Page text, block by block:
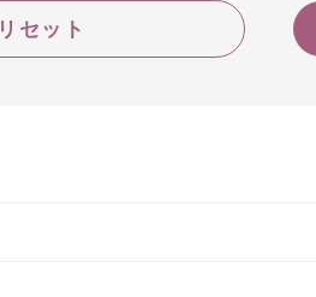
リセット